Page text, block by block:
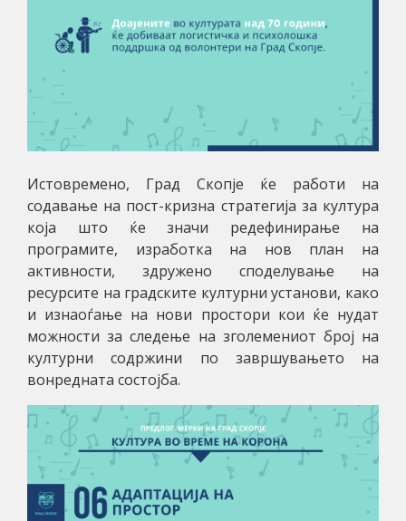
Истовремено, Град Скопје ќе работи на
содавање на пост-кризна стратегија за култура
која што ќе значи редефинирање на
програмите, изработка на нов план на
активности, здружено споделување на
ресурсите на градските културни установи, како
и изнаоѓање на нови простори кои ќе нудат
можности за следење на зголемениот број на
културни содржини по завршувањето на
вонредната состојба.